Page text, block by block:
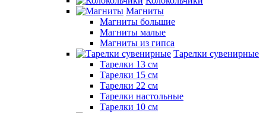
Магниты
Магниты большие
Магниты малые
Магниты из гипса
Тарелки сувенирные
Тарелки 13 см
Тарелки 15 см
Тарелки 22 см
Тарелки настольные
Тарелки 10 см